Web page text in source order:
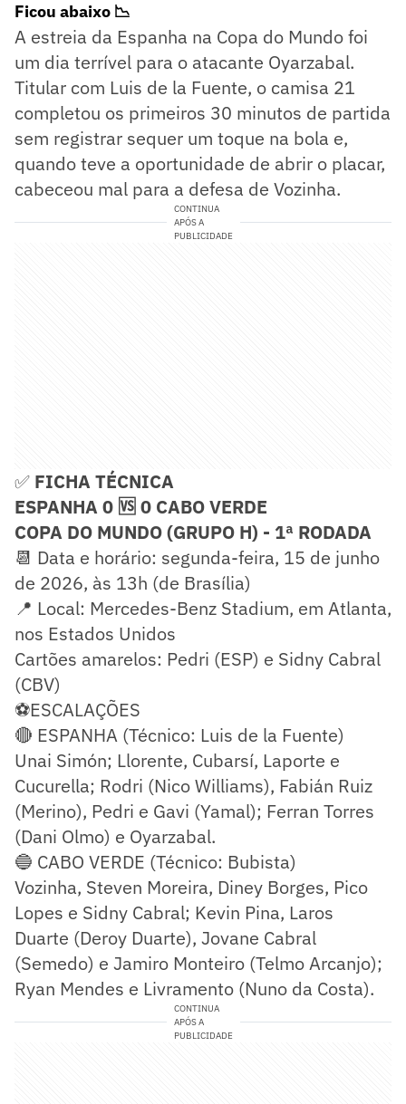
Ficou abaixo 📉
A estreia da Espanha na Copa do Mundo foi
um dia terrível para o atacante Oyarzabal.
Titular com Luis de la Fuente, o camisa 21
completou os primeiros 30 minutos de partida
sem registrar sequer um toque na bola e,
quando teve a oportunidade de abrir o placar,
cabeceou mal para a defesa de Vozinha.
CONTINUA
APÓS A
PUBLICIDADE
✅ FICHA TÉCNICA
ESPANHA 0 🆚 0 CABO VERDE
COPA DO MUNDO (GRUPO H) - 1ª RODADA
📆 Data e horário: segunda-feira, 15 de junho
de 2026, às 13h (de Brasília)
📍 Local: Mercedes-Benz Stadium, em Atlanta,
nos Estados Unidos
Cartões amarelos: Pedri (ESP) e Sidny Cabral
(CBV)
⚽ESCALAÇÕES
🔴 ESPANHA (Técnico: Luis de la Fuente)
Unai Simón; Llorente, Cubarsí, Laporte e
Cucurella; Rodri (Nico Williams), Fabián Ruiz
(Merino), Pedri e Gavi (Yamal); Ferran Torres
(Dani Olmo) e Oyarzabal.
🔵 CABO VERDE (Técnico: Bubista)
Vozinha, Steven Moreira, Diney Borges, Pico
Lopes e Sidny Cabral; Kevin Pina, Laros
Duarte (Deroy Duarte), Jovane Cabral
(Semedo) e Jamiro Monteiro (Telmo Arcanjo);
Ryan Mendes e Livramento (Nuno da Costa).
CONTINUA
APÓS A
PUBLICIDADE